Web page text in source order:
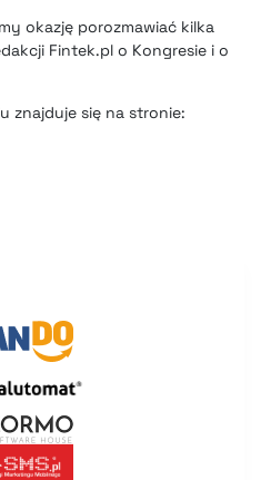
okazję porozmawiać kilka
Fintek.pl o Kongresie i o
znajduje się na stronie: